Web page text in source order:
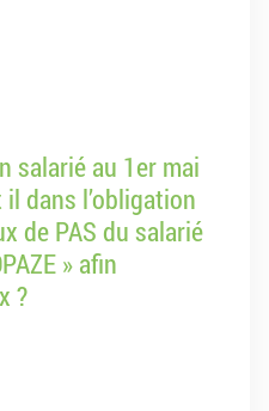
salarié au 1er mai
il dans l’obligation
de PAS du salarié
» afin
?